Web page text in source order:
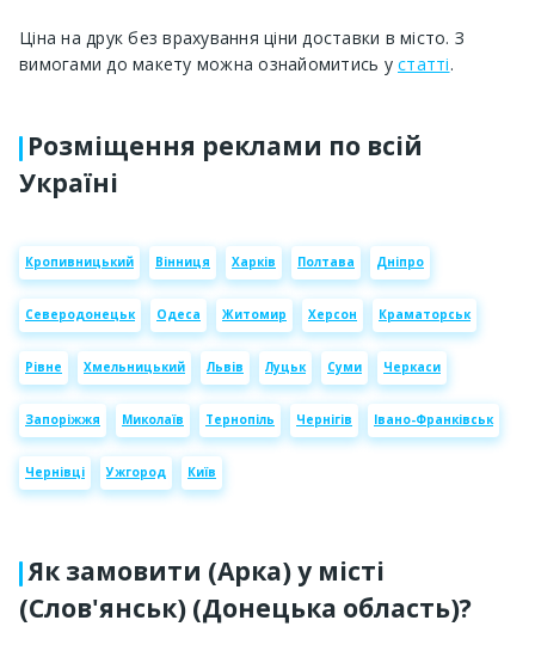
Ціна на друк без врахування ціни доставки в місто. З
вимогами до макету можна ознайомитись у статті.
Розміщення реклами по всій
Україні
Кропивницький Вінниця Харків Полтава Дніпро
Северодонецьк Одеса Житомир Херсон Краматорськ
Рівне Хмельницький Львів Луцьк Суми Черкаси
Запоріжжя Миколаїв Тернопіль Чернігів Івано-Франківськ
Чернівці Ужгород Київ
Як замовити (Арка) у місті
(Слов'янськ) (Донецька область)?